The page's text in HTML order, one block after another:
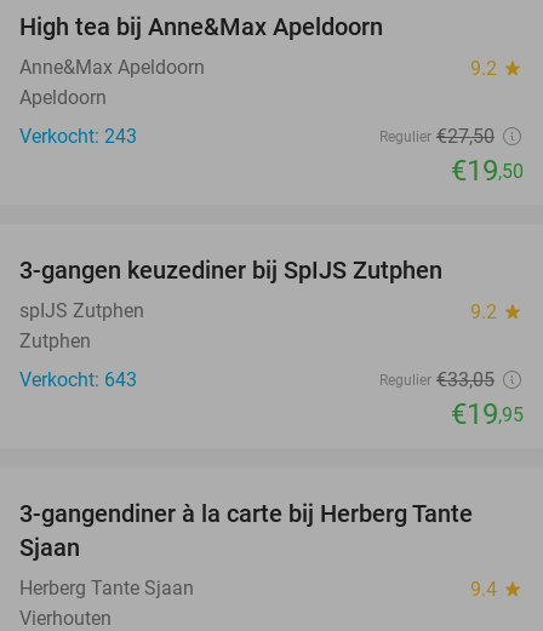
High tea bij Anne&Max Apeldoorn
Anne&Max Apeldoorn 9.2 star
Apeldoorn
Verkocht: 243
Regulier €27,50
€19,50
3-gangen keuzediner bij SpIJS Zutphen
spIJS Zutphen 9.2 star
Zutphen
Verkocht: 643
Regulier €33,05
€19,95
52%
3-gangendiner à la carte bij Herberg Tante
Sjaan
Herberg Tante Sjaan 9.4 star
Vierhouten